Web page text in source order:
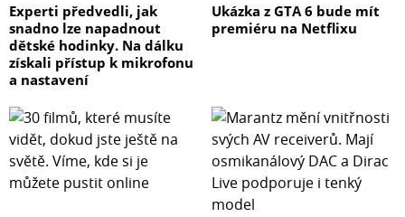
Experti předvedli, jak
snadno lze napadnout
dětské hodinky. Na dálku
získali přístup k mikrofonu
a nastavení
Ukázka z GTA 6 bude mít
premiéru na Netflixu